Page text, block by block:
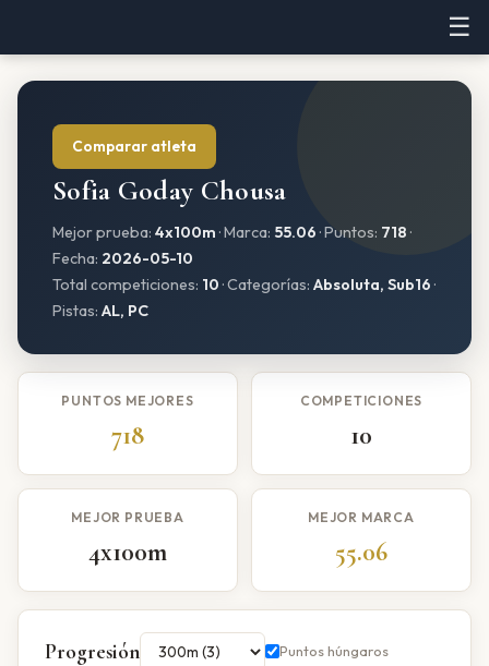
☰
Comparar atleta
Sofia Goday Chousa
Mejor prueba: 4x100m · Marca: 55.06 · Puntos: 718 ·
Fecha: 2026-05-10
Total competiciones: 10 · Categorías: Absoluta, Sub16 ·
Pistas: AL, PC
PUNTOS MEJORES
718
COMPETICIONES
10
MEJOR PRUEBA
4x100m
MEJOR MARCA
55.06
Progresión Puntos húngaros